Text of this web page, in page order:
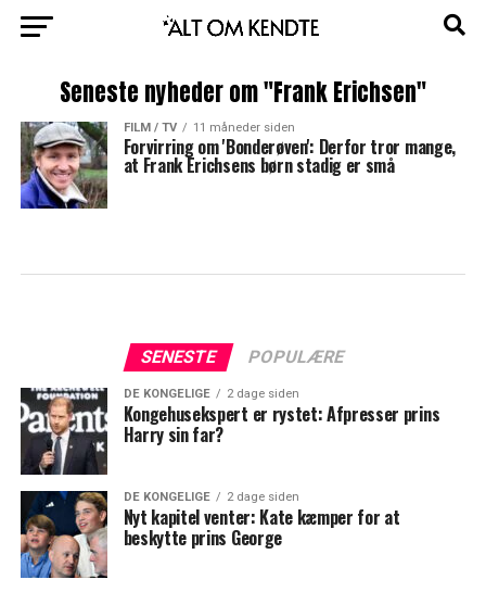
Seneste nyheder om "Frank Erichsen"
FILM / TV 11 måneder siden
Forvirring om 'Bonderøven': Derfor tror mange,
at Frank Erichsens børn stadig er små
SENESTE POPULÆRE
DE KONGELIGE 2 dage siden
Kongehusekspert er rystet: Afpresser prins
Harry sin far?
DE KONGELIGE 2 dage siden
Nyt kapitel venter: Kate kæmper for at
beskytte prins George